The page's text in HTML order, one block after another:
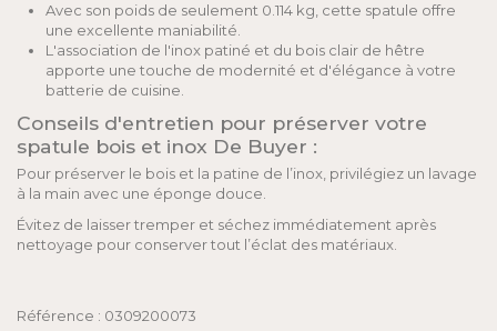
Avec son poids de seulement 0.114 kg, cette spatule offre
une excellente maniabilité.
L'association de l'inox patiné et du bois clair de hêtre
apporte une touche de modernité et d'élégance à votre
batterie de cuisine.
Conseils d'entretien pour préserver votre
spatule bois et inox De Buyer :
Pour préserver le bois et la patine de l’inox, privilégiez un lavage
à la main avec une éponge douce.
Évitez de laisser tremper et séchez immédiatement après
nettoyage pour conserver tout l’éclat des matériaux.
Référence : 0309200073